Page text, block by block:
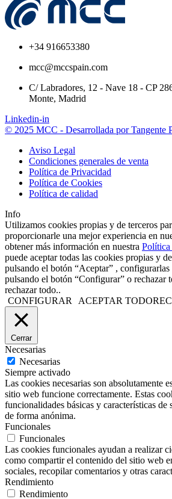
+34 916653380
mcc@mccspain.com
C/ Labradores, 12 - Nave 18 - CP
Monte, Madrid
Linkedin-in
© 2025 MCC - Desarrollada por Tangente
Aviso Legal
Condiciones generales de venta
Política de Privacidad
Política de Cookies
Política de calidad
Info
Utilizamos cookies propias y de terceros
proporcionarle una mejor experiencia en
obtener más información en nuestra Política
puede aceptar todas las cookies propias y
pulsando el botón “Aceptar” , configurarlas
pulsando el botón “Configurar” o rechazar
rechazar todo..
CONFIGURAR
ACEPTAR TODO
Cerrar
Necesarias
Necesarias
Siempre activado
Las cookies necesarias son absolutamente
sitio web funcione correctamente. Estas
funcionalidades básicas y características
de forma anónima.
Funcionales
Funcionales
Las cookies funcionales ayudan a realizar
como compartir el contenido del sitio web
sociales, recopilar comentarios y otras
Rendimiento
Rendimiento